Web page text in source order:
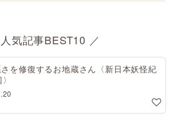
気記事BEST10 ／
を修復するお地蔵さん〈新日本妖怪紀